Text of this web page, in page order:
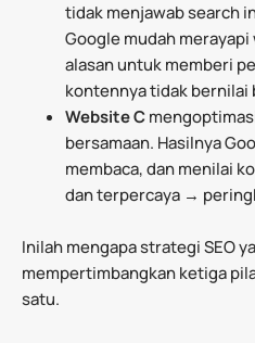
tidak menjawab search
Google mudah
alasan untuk memberi
kontennya tidak bernilai
Website C
bersamaan. Hasilnya
membaca, dan menilai
dan terpercaya →
Inilah mengapa strategi SEO
mempertimbangkan ketiga
satu.